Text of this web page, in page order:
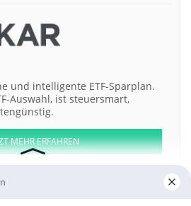
und intelligente ETF-Sparplan.
Auswahl, ist steuersmart,
MEHR ERFAHREN